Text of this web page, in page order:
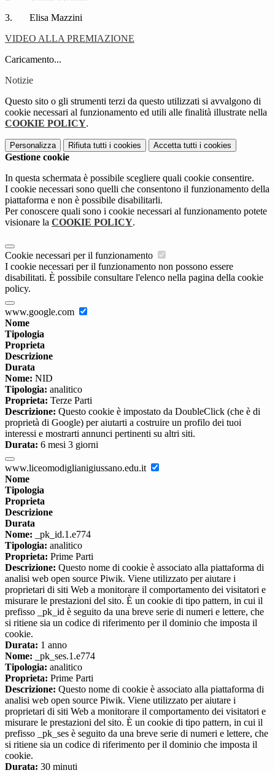
3. Elisa Mazzini
VIDEO ALLA PREMIAZIONE
Caricamento...
Notizie
Questo sito o gli strumenti terzi da questo utilizzati si avvalgono di
cookie necessari al funzionamento ed utili alle finalità illustrate nella
COOKIE POLICY.
Personalizza Rifiuta tutti i cookies Accetta tutti i cookies
Gestione cookie
In questa schermata è possibile scegliere quali cookie consentire.
I cookie necessari sono quelli che consentono il funzionamento della
piattaforma e non è possibile disabilitarli.
Per conoscere quali sono i cookie necessari al funzionamento potete
visionare la COOKIE POLICY.
Cookie necessari per il funzionamento
I cookie necessari per il funzionamento non possono essere
disabilitati. È possibile consultare l'elenco nella pagina della cookie
policy.
www.google.com
Nome
Tipologia
Proprieta
Descrizione
Durata
Nome: NID
Tipologia: analitico
Proprieta: Terze Parti
Descrizione: Questo cookie è impostato da DoubleClick (che è di
proprietà di Google) per aiutarti a costruire un profilo dei tuoi
interessi e mostrarti annunci pertinenti su altri siti.
Durata: 6 mesi 3 giorni
www.liceomodiglianigiussano.edu.it
Nome
Tipologia
Proprieta
Descrizione
Durata
Nome: _pk_id.1.e774
Tipologia: analitico
Proprieta: Prime Parti
Descrizione: Questo nome di cookie è associato alla piattaforma di
analisi web open source Piwik. Viene utilizzato per aiutare i
proprietari di siti Web a monitorare il comportamento dei visitatori e
misurare le prestazioni del sito. È un cookie di tipo pattern, in cui il
prefisso _pk_id è seguito da una breve serie di numeri e lettere, che
si ritiene sia un codice di riferimento per il dominio che imposta il
cookie.
Durata: 1 anno
Nome: _pk_ses.1.e774
Tipologia: analitico
Proprieta: Prime Parti
Descrizione: Questo nome di cookie è associato alla piattaforma di
analisi web open source Piwik. Viene utilizzato per aiutare i
proprietari di siti Web a monitorare il comportamento dei visitatori e
misurare le prestazioni del sito. È un cookie di tipo pattern, in cui il
prefisso _pk_ses è seguito da una breve serie di numeri e lettere, che
si ritiene sia un codice di riferimento per il dominio che imposta il
cookie.
Durata: 30 minuti